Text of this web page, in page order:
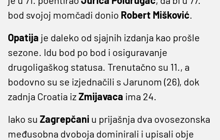
bod svojoj momčadi donio Robert Mišković.
Opatija je daleko od sjajnih izdanja kao prošle
sezone. Idu bod po bod i osiguravanje
drugoligaškog statusa. Trenutačno su 11., a
bodovno su se izjednačili s Jarunom (26), dok
zadnja Croatia izZmijavaca ima 24.
Iako su Zagrepčani u prijašnja dva ovosezonska
međusobna dvoboja dominirali i upisali obje